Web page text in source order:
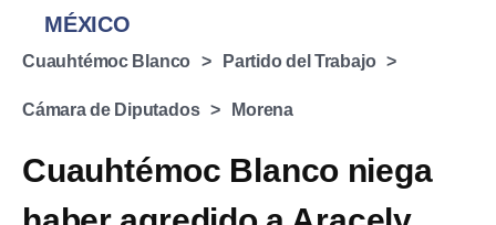
MÉXICO
Cuauhtémoc Blanco Partido del Trabajo
Cámara de Diputados Morena
Cuauhtémoc Blanco niega